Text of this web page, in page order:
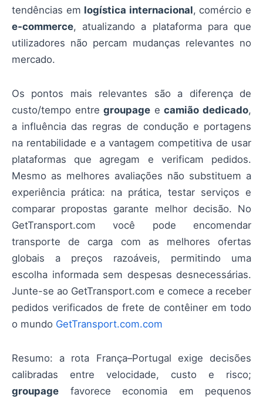
tendências em logística internacional, comércio e
e‑commerce, atualizando a plataforma para que
utilizadores não percam mudanças relevantes no
mercado.
Os pontos mais relevantes são a diferença de
custo/tempo entregroupage ecamião dedicado,
a influência das regras de condução e portagens
na rentabilidade e a vantagem competitiva de usar
plataformas que agregam e verificam pedidos.
Mesmo as melhores avaliações não substituem a
experiência prática: na prática, testar serviços e
comparar propostas garante melhor decisão. No
GetTransport.com você pode encomendar
transporte de carga com as melhores ofertas
globais a preços razoáveis, permitindo uma
escolha informada sem despesas desnecessárias.
Junte-se ao GetTransport.com e comece a receber
pedidos verificados de frete de contêiner em todo
o mundo GetTransport.com.com
Resumo: a rota França–Portugal exige decisões
calibradas entre velocidade, custo e risco;
groupage favorece economia em pequenos